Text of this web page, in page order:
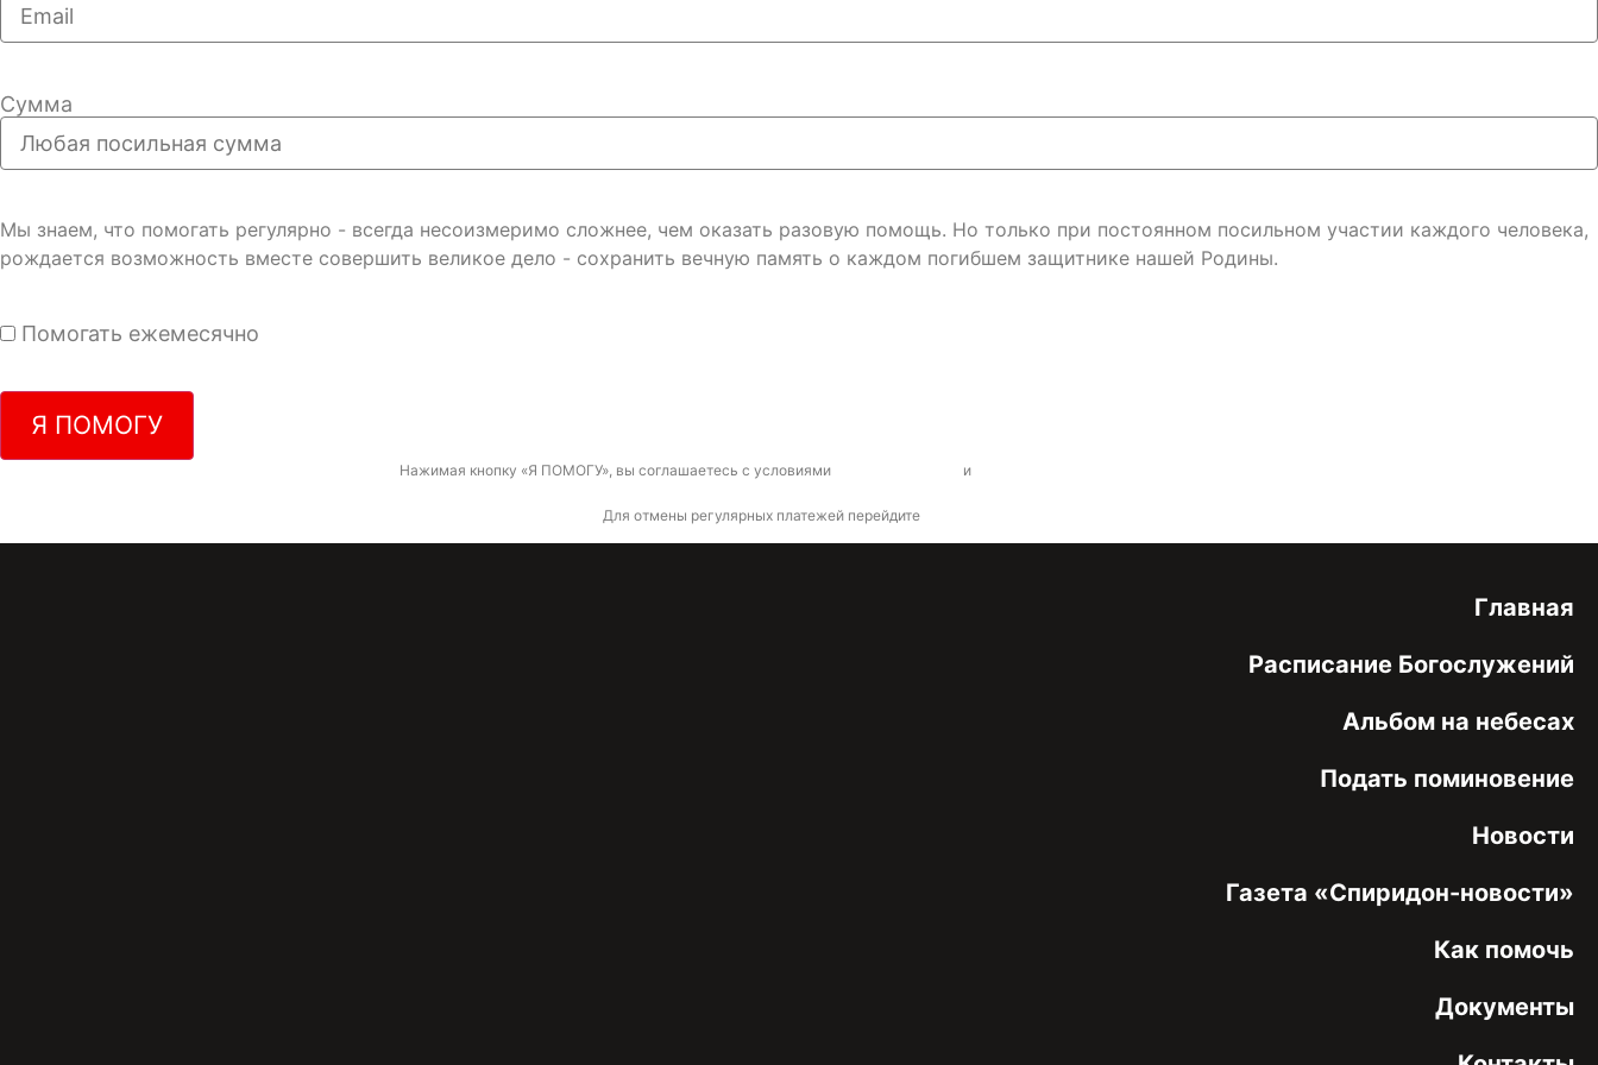
Сумма
Мы знаем, что помогать регулярно - всегда несоизмеримо сложнее, чем оказать разовую помощь. Но только при постоянном посильном участии каждого человека,
рождается возможность вместе совершить великое дело - сохранить вечную память о каждом погибшем защитнике нашей Родины.
Помогать ежемесячно
Я ПОМОГУ
Нажимая кнопку «Я ПОМОГУ», вы соглашаетесь с условиями и
Для отмены регулярных платежей перейдите
Главная
Расписание Богослужений
Альбом на небесах
Подать поминовение
Новости
Газета «Спиридон-новости»
Как помочь
Документы